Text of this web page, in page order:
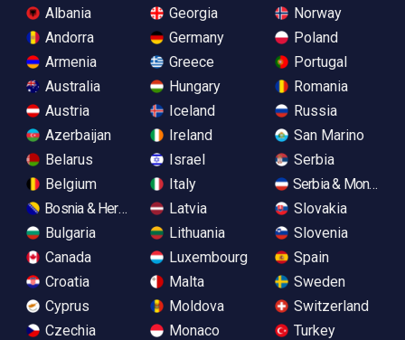
Albania
Andorra
Armenia
Australia
Austria
Azerbaijan
Belarus
Belgium
Bosnia & Herzegovina
Bulgaria
Canada
Croatia
Cyprus
Czechia
Georgia
Germany
Greece
Hungary
Iceland
Ireland
Israel
Italy
Latvia
Lithuania
Luxembourg
Malta
Moldova
Monaco
Norway
Poland
Portugal
Romania
Russia
San Marino
Serbia
Serbia &
Slovakia
Slovenia
Spain
Sweden
Switzerland
Turkey